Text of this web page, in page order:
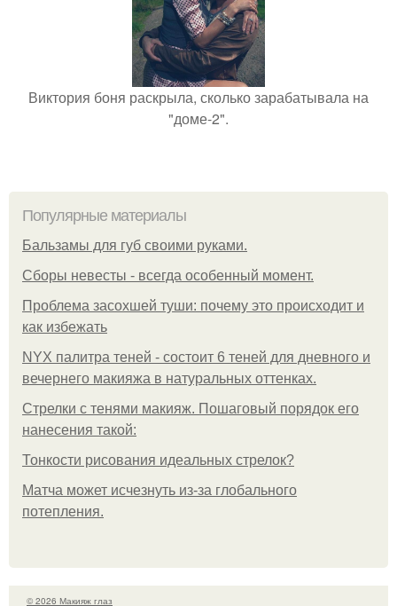
Виктория боня раскрыла, сколько зарабатывала на
"доме-2".
Популярные материалы
Бальзамы для губ своими руками.
Сборы невесты - всегда особенный момент.
Проблема засохшей туши: почему это происходит и
как избежать
NYX палитра теней - состоит 6 теней для дневного и
вечернего макияжа в натуральных оттенках.
Стрелки с тенями макияж. Пошаговый порядок его
нанесения такой:
Тонкости рисования идеальных стрелок?
Матча может исчезнуть из-за глобального
потепления.
© 2026 Макияж глаз